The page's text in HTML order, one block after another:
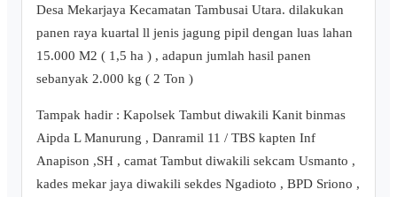
Desa Mekarjaya Kecamatan Tambusai Utara. dilakukan
panen raya kuartal ll jenis jagung pipil dengan luas lahan
15.000 M2 ( 1,5 ha ) , adapun jumlah hasil panen
sebanyak 2.000 kg ( 2 Ton )
Tampak hadir : Kapolsek Tambut diwakili Kanit binmas
Aipda L Manurung , Danramil 11 / TBS kapten Inf
Anapison ,SH , camat Tambut diwakili sekcam Usmanto ,
kades mekar jaya diwakili sekdes Ngadioto , BPD Sriono ,